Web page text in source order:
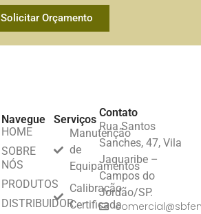
Solicitar Orçamento
Serviços
Manutenção
de
Equipamentos
Calibração
Certificada
Navegue
HOME
SOBRE
NÓS
PRODUTOS
DISTRIBUIDOR
Contato
Rua Santos
Sanches, 47, Vila
Jaguaribe –
Campos do
Jordão/SP.